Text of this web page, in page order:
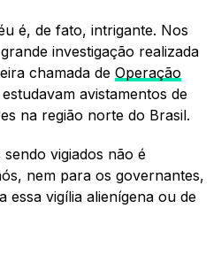
é, de fato, intrigante. Nos
investigação realizada
chamada de Operação
avistamentos de
na região norte do Brasil.
vigiados não é
nem para os governantes,
essa vigília alienígena ou de